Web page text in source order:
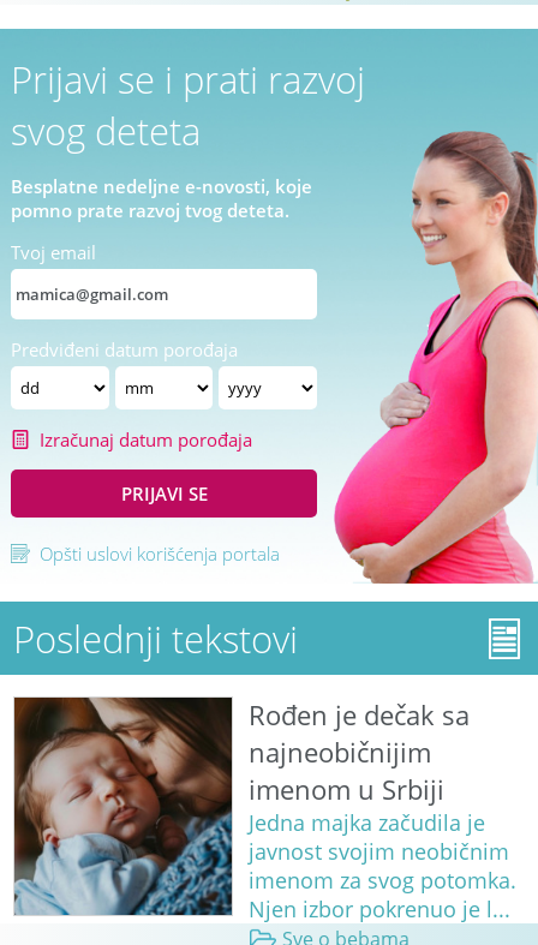
Prijavi se i prati razvoj
svog deteta
Besplatne nedeljne e-novosti, koje
pomno prate razvoj tvog deteta.
Tvoj email
Predviđeni datum porođaja
Izračunaj datum porođaja
PRIJAVI SE
Opšti uslovi korišćenja portala
Poslednji tekstovi
Rođen je dečak sa
najneobičnijim
imenom u Srbiji
Jedna majka začudila je
javnost svojim neobičnim
imenom za svog potomka.
Njen izbor pokrenuo je l...
Sve o bebama